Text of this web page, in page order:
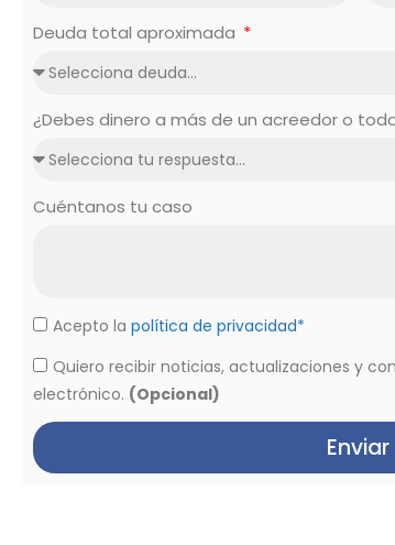
Deuda total aproximada
¿Debes dinero a más de un acreedor o
Cuéntanos tu caso
Acepto la política de privacidad*
Quiero recibir noticias, actualizaciones y
electrónico. (Opcional)
Enviar